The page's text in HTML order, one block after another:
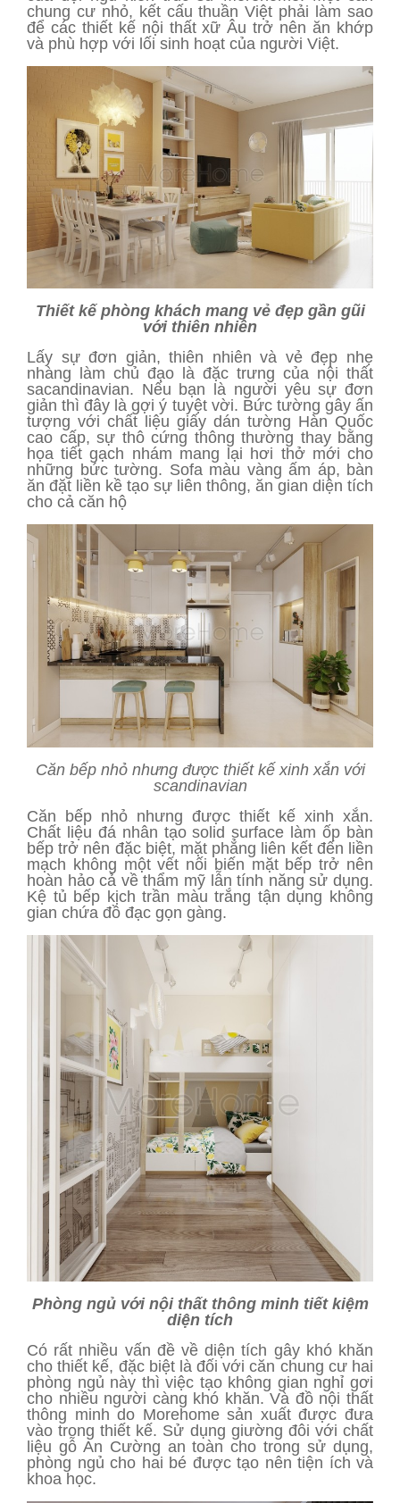
chung cư nhỏ, kết cấu thuần Việt phải làm sao
để các thiết kế nội thất xữ Âu trở nên ăn khớp
và phù hợp với lối sinh hoạt của người Việt.
Thiết kế phòng khách mang vẻ đẹp gần gũi
với thiên nhiên
Lấy sự đơn giản, thiên nhiên và vẻ đẹp nhẹ
nhàng làm chủ đạo là đặc trưng của nội thất
sacandinavian. Nếu bạn là người yêu sự đơn
giản thì đây là gợi ý tuyệt vời. Bức tường gây ấn
tượng với chất liệu giấy dán tường Hàn Quốc
cao cấp, sự thô cứng thông thường thay bằng
họa tiết gạch nhám mang lại hơi thở mới cho
những bức tường. Sofa màu vàng ấm áp, bàn
ăn đặt liền kề tạo sự liên thông, ăn gian diện tích
cho cả căn hộ
Căn bếp nhỏ nhưng được thiết kế xinh xắn với
scandinavian
Căn bếp nhỏ nhưng được thiết kế xinh xắn.
Chất liệu đá nhân tạo solid surface làm ốp bàn
bếp trở nên đặc biệt, mặt phẳng liên kết đến liền
mạch không một vết nối biến mặt bếp trở nên
hoàn hảo cả về thẩm mỹ lẫn tính năng sử dụng.
Kệ tủ bếp kịch trần màu trắng tận dụng không
gian chứa đồ đạc gọn gàng.
Phòng ngủ với nội thất thông minh tiết kiệm
diện tích
Có rất nhiều vấn đề về diện tích gây khó khăn
cho thiết kế, đặc biệt là đối với căn chung cư hai
phòng ngủ này thì việc tạo không gian nghỉ gơi
cho nhiều người càng khó khăn. Và đồ nội thất
thông minh do Morehome sản xuất được đưa
vào trong thiết kế. Sử dụng giường đôi với chất
liệu gỗ An Cường an toàn cho trong sử dụng,
phòng ngủ cho hai bé được tạo nên tiện ích và
khoa học.